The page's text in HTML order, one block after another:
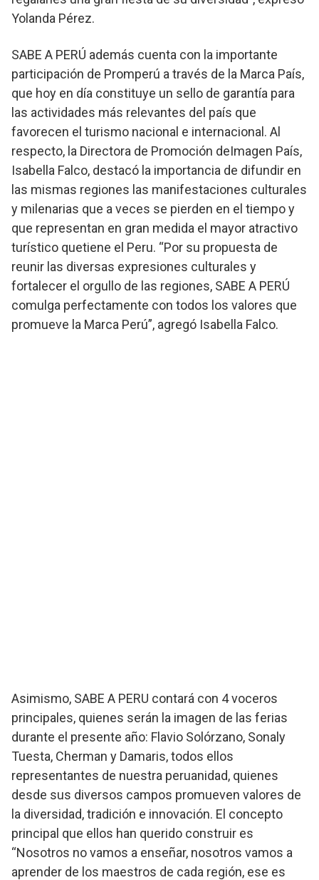
Yolanda Pérez.
SABE A PERÚ además cuenta con la importante
participación de Promperú a través de la Marca País,
que hoy en día constituye un sello de garantía para
las actividades más relevantes del país que
favorecen el turismo nacional e internacional. Al
respecto, la Directora de Promoción deImagen País,
Isabella Falco, destacó la importancia de difundir en
las mismas regiones las manifestaciones culturales
y milenarias que a veces se pierden en el tiempo y
que representan en gran medida el mayor atractivo
turístico quetiene el Peru. “Por su propuesta de
reunir las diversas expresiones culturales y
fortalecer el orgullo de las regiones, SABE A PERÚ
comulga perfectamente con todos los valores que
promueve la Marca Perú”, agregó Isabella Falco.
Asimismo, SABE A PERU contará con 4 voceros
principales, quienes serán la imagen de las ferias
durante el presente año: Flavio Solórzano, Sonaly
Tuesta, Cherman y Damaris, todos ellos
representantes de nuestra peruanidad, quienes
desde sus diversos campos promueven valores de
la diversidad, tradición e innovación. El concepto
principal que ellos han querido construir es
“Nosotros no vamos a enseñar, nosotros vamos a
aprender de los maestros de cada región, ese es